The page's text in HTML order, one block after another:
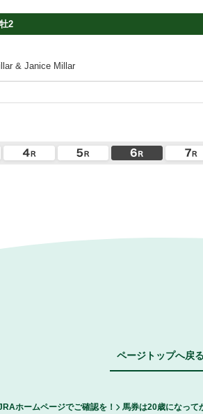
牡2
& Janice Millar
ページトップへ戻る
ホームページでご確認を！ 馬券は20歳になって